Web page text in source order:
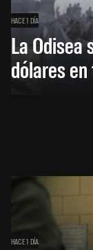
HACE 1 DÍA
La Odisea
dólares
HACE 1 DÍA